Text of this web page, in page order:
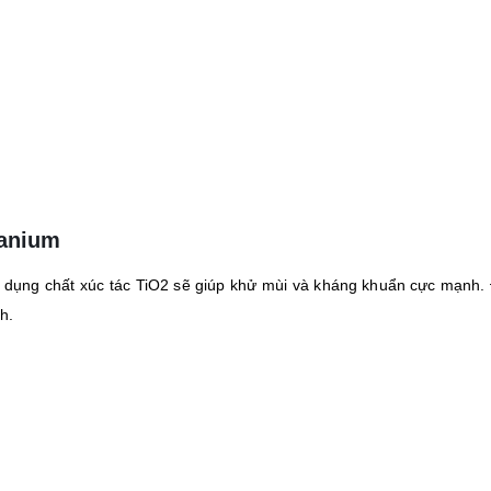
chất xúc tác TiO2 sẽ giúp khử mùi và kháng khuẩn cực